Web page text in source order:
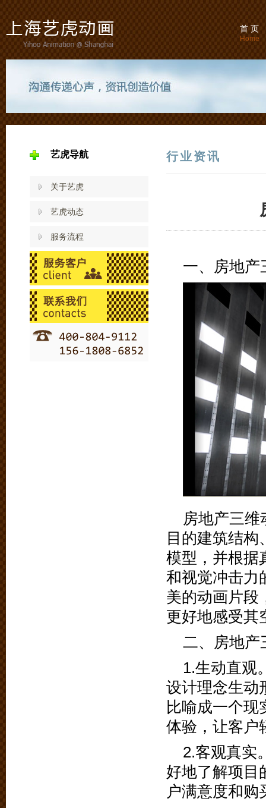
首 页
Home
艺虎导航
关于艺虎
艺虎动态
服务流程
行业资讯
一、房地产
房地产三
目的建筑结
模型，并根据
和视觉冲击力
美的动画片段
更好地感受其
二、房地产
1.生动直观
设计理念生动
比喻成一个现
体验，让客户
2.客观真实
好地了解项目
户满意度和购